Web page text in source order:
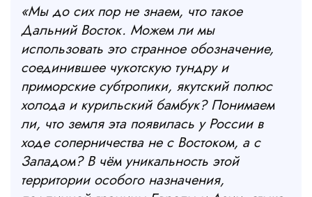
«Мы до сих пор не знаем, что такое
Дальний Восток. Можем ли мы
использовать это странное обозначение,
соединившее чукотскую тундру и
приморские субтропики, якутский полюс
холода и курильский бамбук? Понимаем
ли, что земля эта появилась у России в
ходе соперничества не с Востоком, а с
Западом? В чём уникальность этой
территории особого назначения,